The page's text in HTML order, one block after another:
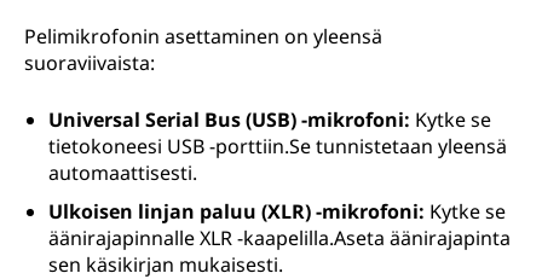
Pelimikrofonin asettaminen on yleensä
suoraviivaista:
Universal Serial Bus (USB) -mikrofoni: Kytke se
tietokoneesi USB -porttiin.Se tunnistetaan yleensä
automaattisesti.
Ulkoisen linjan paluu (XLR) -mikrofoni: Kytke se
äänirajapinnalle XLR -kaapelilla.Aseta äänirajapinta
sen käsikirjan mukaisesti.